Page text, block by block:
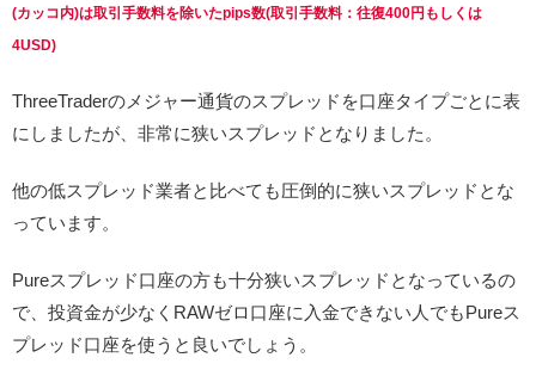
(カッコ内)は取引手数料を除いたpips数(取引手数料：往復400円もしくは
4USD)
ThreeTraderのメジャー通貨のスプレッドを口座タイプごとに表
にしましたが、非常に狭いスプレッドとなりました。
他の低スプレッド業者と比べても圧倒的に狭いスプレッドとな
っています。
Pureスプレッド口座の方も十分狭いスプレッドとなっているの
で、投資金が少なくRAWゼロ口座に入金できない人でもPureス
プレッド口座を使うと良いでしょう。